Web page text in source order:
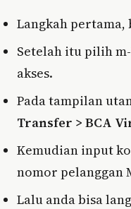
Langkah pertama,
Setelah itu pilih
akses.
Pada tampilan
Transfer > BCA
Kemudian input
nomor pelanggan
Lalu anda bisa